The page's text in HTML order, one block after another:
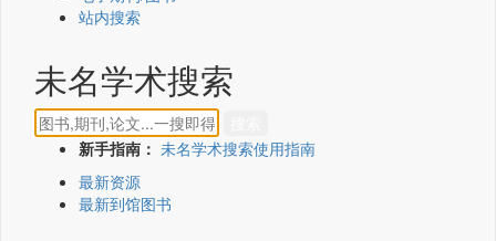
站内搜索
未名学术搜索
新手指南： 未名学术搜索使用指南
最新资源
最新到馆图书